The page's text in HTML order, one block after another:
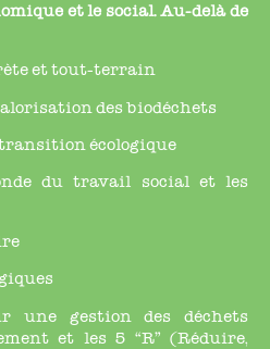
et le social. Au-delà de
et tout-terrain
des biodéchets
écologique
du travail social et les
gestion des déchets
et les 5 “R” (Réduire,